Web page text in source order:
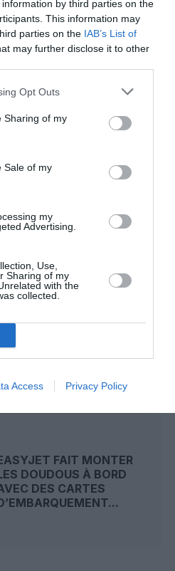
by third parties on the
This information may
parties on the IAB’s List of
may further disclose it to other
Opt Outs
Sharing of my
Sale of my
my
Advertising.
Use,
Sharing of my
with the
collected.
Access Privacy Policy
passagère endormie : trois ans
séjour en Thaïlande
ACCUSE EASYJET
RECRUTER DES...
D’EASYJET : LE
FAIT MONTER
DOUDOUS À BORD
DES CARTES